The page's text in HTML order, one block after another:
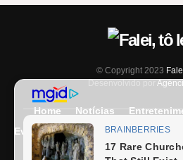
© Copyright 2023
Desenvolvido por
Home Notícias
Eventos
Entrevista Últimas
Expediente
Fale Conosco